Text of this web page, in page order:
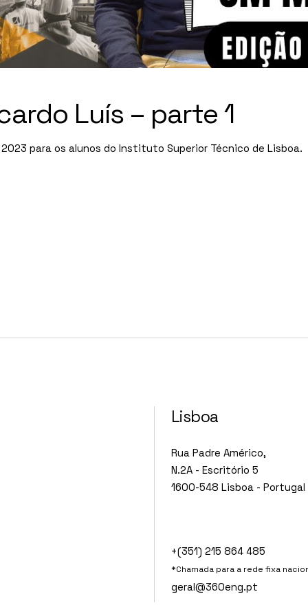
Luís – parte 1
para os alunos do Instituto Superior Técnico de Lisboa.
Lisboa
Rua Padre Américo,
N.2A - Escritório 5
1600-548 Lisboa - Portugal
+(351) 215 864 485
*Chamada para a rede fixa
geral@360eng.pt